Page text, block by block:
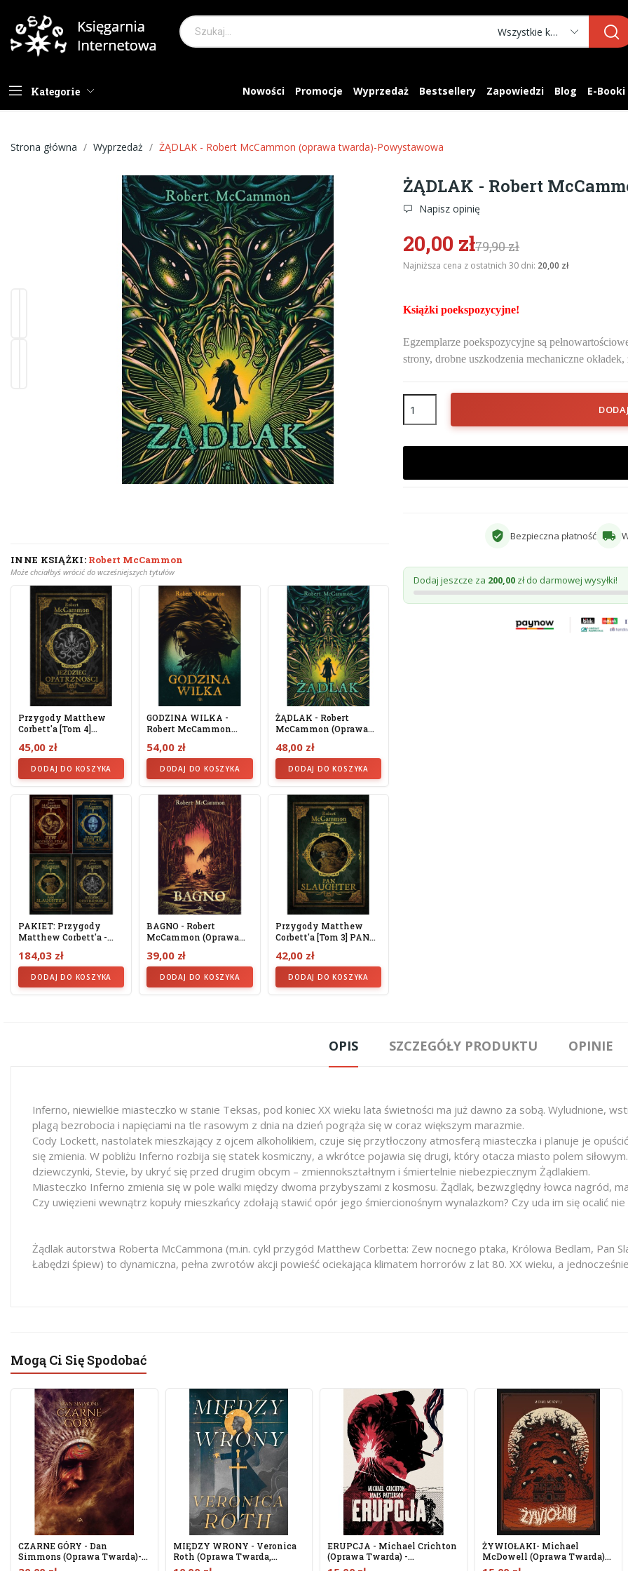
Wszystkie kategorie
Kategorie Nowości Promocje Wyprzedaż Bestsellery Zapowiedzi Blog E-Booki
Strona główna Wyprzedaż ŻĄDLAK - Robert McCammon (oprawa twarda)-Powystawowa
INNE KSIĄŻKI: Robert McCammon
Może chciałbyś wrócić do wcześniejszych tytułów
Przygody Matthew
Corbett'a [tom 4]
45,00 zł
DODAJ DO KOSZYKA
GODZINA WILKA -
Robert McCammon
54,00 zł
DODAJ DO KOSZYKA
ŻĄDLAK - Robert
McCammon (oprawa
48,00 zł
DODAJ DO KOSZYKA
PAKIET: Przygody
Matthew Corbett'a -
184,03 zł
DODAJ DO KOSZYKA
BAGNO - Robert
McCammon (oprawa
39,00 zł
DODAJ DO KOSZYKA
Przygody Matthew
Corbett'a [tom 3] PAN
42,00 zł
DODAJ DO KOSZYKA
ŻĄDLAK - Robert
Napisz opinię
20,00 zł79,90 zł
Najniższa cena z ostatnich 30 dni: 20,00 zł
Książki poekspozycyjne!
Egzemplarze poekspozycyjne są
strony, drobne uszkodzenia mechaniczne
verified_user Bezpieczna płatność local_shipping
Dodaj jeszcze za 200,00 zł do darmowej wysyłki!
OPIS SZCZEGÓŁY PRODUKTU OPINIE
Inferno, niewielkie miasteczko w stanie Teksas, pod koniec XX wieku lata świetności ma już dawno za sobą. Wyludnione,
plagą bezrobocia i napięciami na tle rasowym z dnia na dzień pogrąża się w coraz większym marazmie.
Cody Lockett, nastolatek mieszkający z ojcem alkoholikiem, czuje się przytłoczony atmosferą miasteczka i planuje je
się zmienia. W pobliżu Inferno rozbija się statek kosmiczny, a wkrótce pojawia się drugi, który otacza miasto polem
dziewczynki, Stevie, by ukryć się przed drugim obcym – zmiennokształtnym i śmiertelnie niebezpiecznym Żądlakiem.
Miasteczko Inferno zmienia się w pole walki między dwoma przybyszami z kosmosu. Żądlak, bezwzględny łowca nagród,
Czy uwięzieni wewnątrz kopuły mieszkańcy zdołają stawić opór jego śmiercionośnym wynalazkom? Czy uda im się ocalić nie
Żądlak autorstwa Roberta McCammona (m.in. cykl przygód Matthew Corbetta: Zew nocnego ptaka, Królowa Bedlam, Pan
Łabędzi śpiew) to dynamiczna, pełna zwrotów akcji powieść ociekająca klimatem horrorów z lat 80. XX wieku, a
Mogą Ci Się Spodobać
CZARNE GÓRY - Dan
Simmons (Oprawa Twarda)-
Powystawowa
MIĘDZY WRONY - Veronica
Roth (oprawa Twarda,...
ERUPCJA - Michael Crichton
(oprawa Twarda) -...
ŻYWIOŁAKI- Michael
McDowell (Oprawa Twarda)-
Powystawowa